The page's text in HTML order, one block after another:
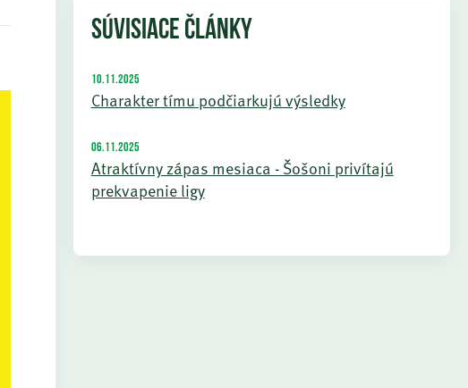
SÚVISIACE ČLÁNKY
10.11.2025
Charakter tímu podčiarkujú výsledky
06.11.2025
Atraktívny zápas mesiaca - Šošoni privítajú
prekvapenie ligy